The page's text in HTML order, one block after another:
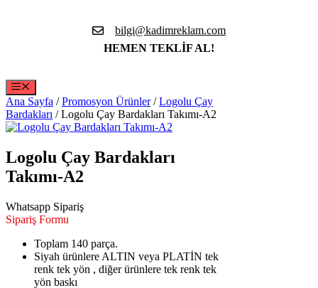
bilgi@kadimreklam.com
HEMEN TEKLİF AL!
Menü
Ana Sayfa /Promosyon Ürünler/Logolu Çay
Bardakları / Logolu Çay Bardakları Takımı-A2
Logolu Çay Bardakları
Takımı-A2
Whatsapp Sipariş
Sipariş Formu
Toplam 140 parça.
Siyah ürünlere ALTIN veya PLATİN tek
renk tek yön , diğer ürünlere tek renk tek
yön baskı